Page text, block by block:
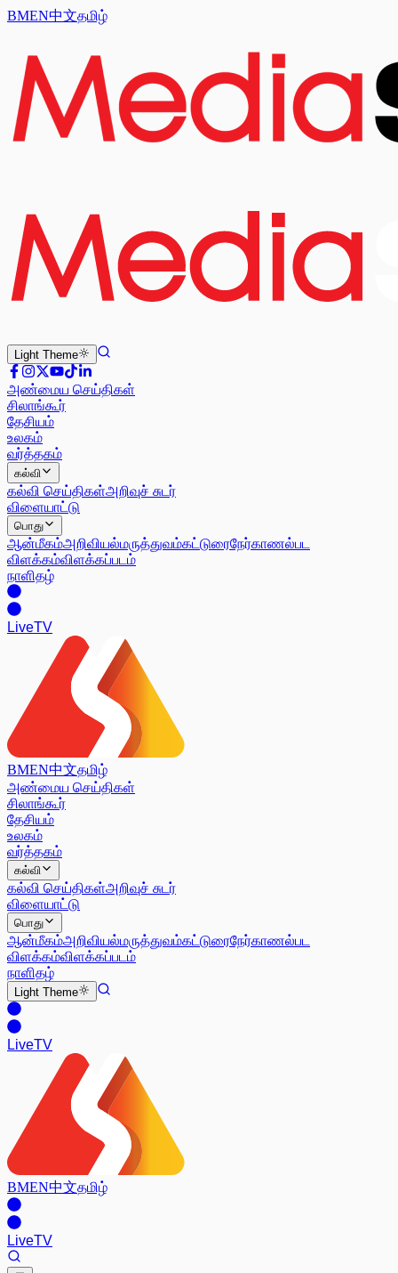
BMEN中文தமிழ்
Light Theme
அண்மைய செய்திகள்
சிலாங்கூர்
தேசியம்
உலகம்
வர்த்தகம்
கல்வி
கல்வி செய்திகள்அறிவுச் சுடர்
விளையாட்டு
பொது
ஆன்மீகம்அறிவியல்மருத்துவம்கட்டுரைநேர்காணல்பட
விளக்கம்விளக்கப்படம்
நாளிதழ்
LiveTV
BMEN中文தமிழ்
அண்மைய செய்திகள்
சிலாங்கூர்
தேசியம்
உலகம்
வர்த்தகம்
கல்வி
கல்வி செய்திகள்அறிவுச் சுடர்
விளையாட்டு
பொது
ஆன்மீகம்அறிவியல்மருத்துவம்கட்டுரைநேர்காணல்பட
விளக்கம்விளக்கப்படம்
நாளிதழ்
Light Theme
LiveTV
BMEN中文தமிழ்
LiveTV